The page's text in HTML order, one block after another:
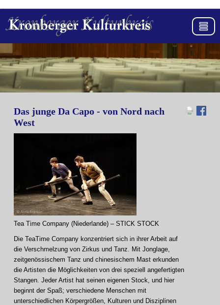
Das junge Da Capo - von Nord nach
West
Tea Time Company (Niederlande) – STICK STOCK
Die TeaTime Company konzentriert sich in ihrer Arbeit auf
die Verschmelzung von Zirkus und Tanz. Mit Jonglage,
zeitgenössischem Tanz und chinesischem Mast erkunden
die Artisten die Möglichkeiten von drei speziell angefertigten
Stangen. Jeder Artist hat seinen eigenen Stock, und hier
beginnt der Spaß; verschiedene Menschen mit
unterschiedlichen Körpergrößen, Kulturen und Disziplinen